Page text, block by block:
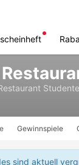
Gewinnspiele
sind aktuell